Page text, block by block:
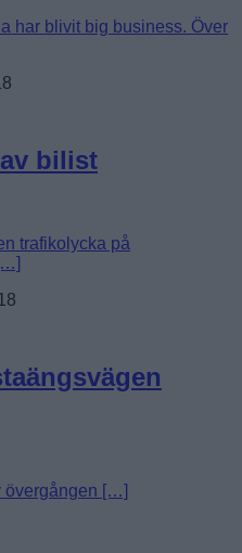
har blivit big business. Över
bilist
trafikolycka på
övergången […]